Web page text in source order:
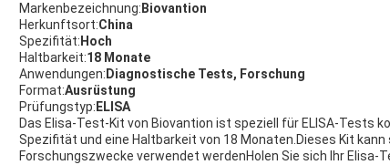
Markenbezeichnung: Biovantion
Herkunftsort:China
Spezifität: Hoch
Haltbarkeit:18 Monate
Anwendungen: Diagnostische Tests, Forschung
Format:Ausrüstung
Prüfungstyp: ELISA
Das Elisa-Test-Kit von Biovantion ist speziell für ELISA-Tests
Spezifität und eine Haltbarkeit von 18 Monaten.Dieses Kit
Forschungszwecke verwendet werdenHolen Sie sich Ihr Elisa-